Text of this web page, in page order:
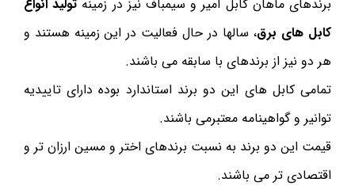
برندهای ماهان کابل امیر و سیمباف نیز در زمینه تولید انواع
کابل های برق، سالها در حال فعالیت در این زمینه هستند و
هر دو نیز از برندهای با سابقه می باشند.
تمامی کابل های این دو برند استاندارد بوده دارای تاییدیه
توانیر و گواهینامه معتبرمی باشند.
قیمت این دو برند به نسبت برندهای اختر و مسین ارزان تر و
اقتصادی تر می باشند.